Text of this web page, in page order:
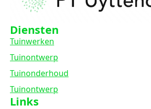
Diensten
Tuinwerken
Tuinontwerp
Tuinonderhoud
Tuinontwerp
Links